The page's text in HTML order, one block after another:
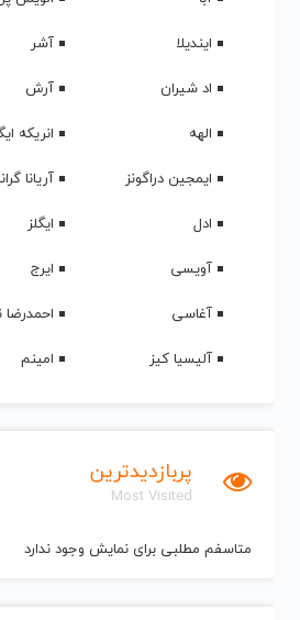
ایندیلا
آشر
اد شیران
آرش
الهه
انریکه
ایمجین دراگونز
آریانا
ادل
ایگلز
آویسی
ایرج
آغاسی
احمدرضا
آلیسیا کیز
امینم
پربازدیدترین
Most Visited
متاسفم مطلبی برای نمایش وجود ندارد